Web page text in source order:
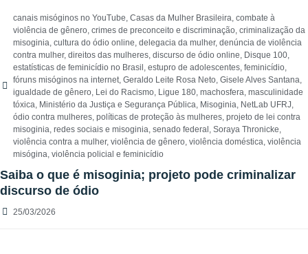
canais misóginos no YouTube, Casas da Mulher Brasileira, combate à
violência de gênero, crimes de preconceito e discriminação, criminalização da
misoginia, cultura do ódio online, delegacia da mulher, denúncia de violência
contra mulher, direitos das mulheres, discurso de ódio online, Disque 100,
estatísticas de feminicídio no Brasil , estupro de adolescentes, feminicídio,
fóruns misóginos na internet, Geraldo Leite Rosa Neto, Gisele Alves Santana,
igualdade de gênero, Lei do Racismo, Ligue 180, machosfera, masculinidade
tóxica, Ministério da Justiça e Segurança Pública, Misoginia, NetLab UFRJ,
ódio contra mulheres, políticas de proteção às mulheres, projeto de lei contra
misoginia, redes sociais e misoginia, senado federal , Soraya Thronicke,
violência contra a mulher, violência de gênero, violência doméstica, violência
misógina, violência policial e feminicídio
Saiba o que é misoginia; projeto pode criminalizar
discurso de ódio
25/03/2026